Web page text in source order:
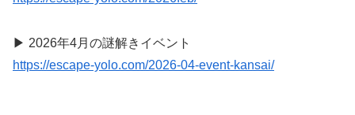
▶ 2026年4月の謎解きイベント
https://escape-yolo.com/2026-04-event-kansai/